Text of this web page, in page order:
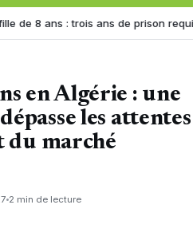
: trois ans de prison requis contre
en Algérie : une
les attentes
du marché
2 min de lecture